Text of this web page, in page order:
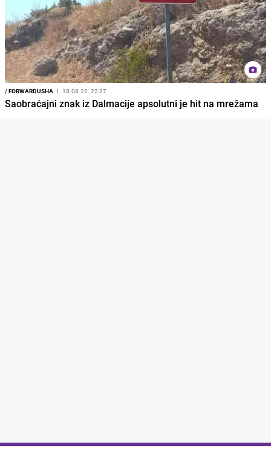
/FORWARDUSHA I 10.08.22. 22:37
Saobraćajni znak iz Dalmacije apsolutni je hit na mrežama